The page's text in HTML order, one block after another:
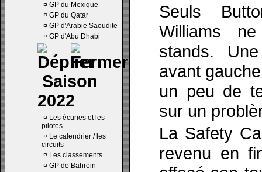
¤ GP du Mexique
¤ GP du Qatar
¤ GP d'Arabie Saoudite
¤ GP d'Abu Dhabi
Saison
2022
¤ Les écuries et les
pilotes
¤ Le calendrier / les
circuits
¤ Les classements
¤ GP de Bahrein
Seuls
Williams
stands.
avant
un peu de
sur un
La Safety
revenu en